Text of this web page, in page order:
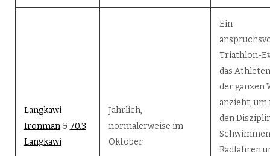
Langkawi
Ironman& 70.3
Langkawi
Jährlich,
normalerweise im
Oktober
Ein
Triathlon-
das
der ganzen
anzieht, um
den
Radfahren